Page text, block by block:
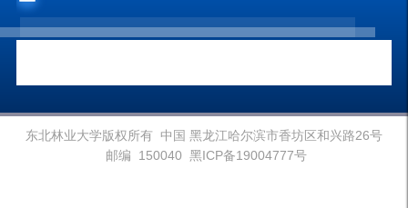
东北林业大学版权所有 中国 黑龙江哈尔滨市香坊区和兴路26号
邮编 150040 黑ICP备19004777号